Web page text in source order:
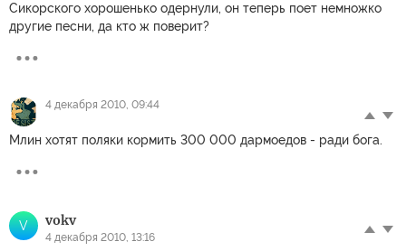
Сикорского хорошенько одернули, он теперь поет немножко
другие песни, да кто ж поверит?
4 декабря 2010, 09:44
Млин хотят поляки кормить 300 000 дармоедов - ради бога.
V vokv
4 декабря 2010, 13:16